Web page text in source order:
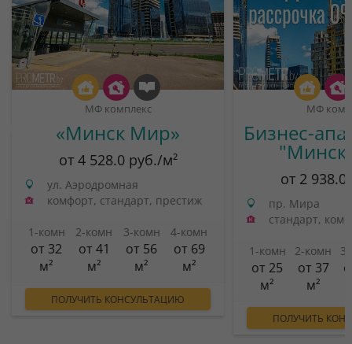
МФ комплекс
«Минск Мир»
от 4 528.0 руб./м²
ул. Аэродромная
комфорт, стандарт, престиж
1-комн
от 32
м²
2-комн
от 41
м²
3-комн
от 56
м²
4-комн
от 69
м²
ПОЛУЧИТЬ КОНСУЛЬТАЦИЮ
МФ
Бизнес-
от 2
пр. Мира
стандарт,
1-комн
от 25
м²
2-комн
от 37
м²
ПОЛУЧИТЬ